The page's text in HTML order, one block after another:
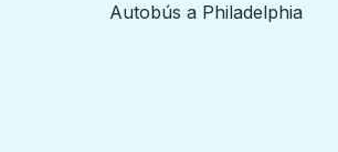
Autobús a Philadelphia